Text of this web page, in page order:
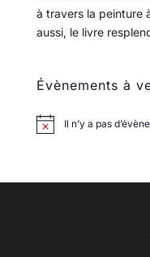
à travers la peinture
aussi, le livre
Évènements à
Il n’y a pas